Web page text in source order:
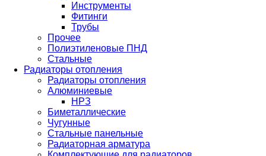
Инструменты
Фитинги
Трубы
Прочее
Полиэтиленовые ПНД
Стальные
Радиаторы отопления
Радиаторы отопления
Алюминиевые
НРЗ
Биметаллические
Чугунные
Стальные панельные
Радиаторная арматура